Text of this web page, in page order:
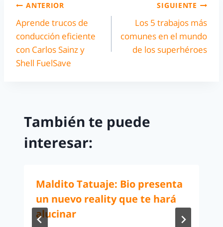
ANTERIOR
Aprende trucos de
conducción eficiente
con Carlos Sainz y
Shell FuelSave
SIGUIENTE
Los 5 trabajos más
comunes en el mundo
de los superhéroes
También te puede
interesar:
Maldito Tatuaje: Bio presenta
un nuevo reality que te hará
alucinar